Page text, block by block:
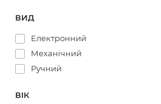
ВИД
Електронний
Механічний
Ручний
ВІК